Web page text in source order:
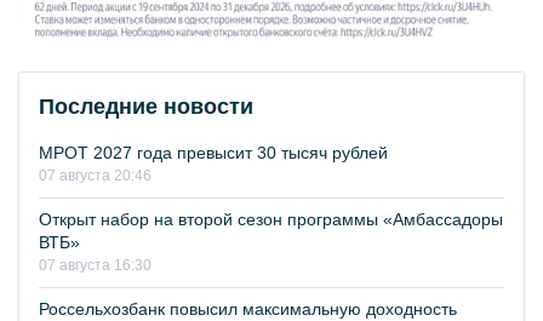
Последние новости
МРОТ 2027 года превысит 30 тысяч рублей
07 августа 20:46
Открыт набор на второй сезон программы «Амбассадоры
ВТБ»
07 августа 16:30
Россельхозбанк повысил максимальную доходность